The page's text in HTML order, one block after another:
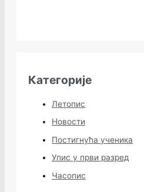
Категорије
Летопис
Новости
Постигнућа ученика
Упис у први разред
Часопис